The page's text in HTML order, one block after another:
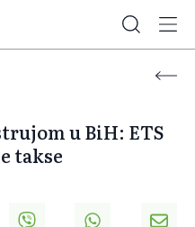
u BiH: ETS
takse